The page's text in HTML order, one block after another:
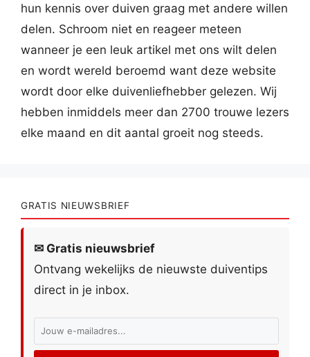
hun kennis over duiven graag met andere willen
delen. Schroom niet en reageer meteen
wanneer je een leuk artikel met ons wilt delen
en wordt wereld beroemd want deze website
wordt door elke duivenliefhebber gelezen. Wij
hebben inmiddels meer dan 2700 trouwe lezers
elke maand en dit aantal groeit nog steeds.
GRATIS NIEUWSBRIEF
✉ Gratis nieuwsbrief
Ontvang wekelijks de nieuwste duiventips
direct in je inbox.